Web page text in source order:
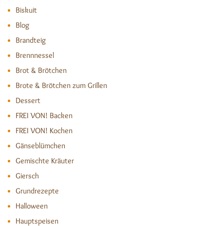
Biskuit
Blog
Brandteig
Brennnessel
Brot & Brötchen
Brote & Brötchen zum Grillen
Dessert
FREI VON! Backen
FREI VON! Kochen
Gänseblümchen
Gemischte Kräuter
Giersch
Grundrezepte
Halloween
Hauptspeisen